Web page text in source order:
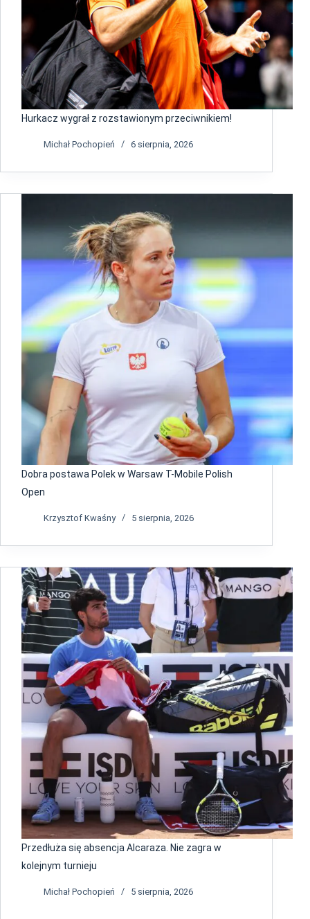
Hurkacz wygrał z rozstawionym przeciwnikiem!
Michał Pochopień 6 sierpnia, 2026
Dobra postawa Polek w Warsaw T-Mobile Polish
Open
Krzysztof Kwaśny 5 sierpnia, 2026
Przedłuża się absencja Alcaraza. Nie zagra w
kolejnym turnieju
Michał Pochopień 5 sierpnia, 2026